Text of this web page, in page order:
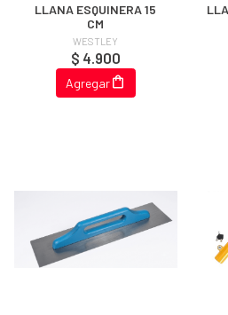
LLANA ESQUINERA 15
CM
WESTLEY
$ 4.900
Agregar